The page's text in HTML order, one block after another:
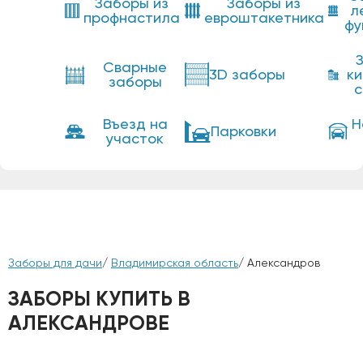
профнастила
евроштакетника
Сварные
заборы
3D заборы
Въезд на
участок
Парковки
Заборы для дачи/ Владимирская область/ Александров
ЗАБОРЫ КУПИТЬ В
АЛЕКСАНДРОВЕ